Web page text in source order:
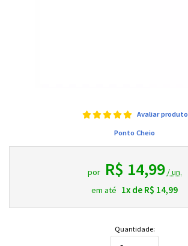
Avaliar produto
Ponto Cheio
por R$ 14,99 / un.
em até 1x de R$ 14,99
Quantidade: